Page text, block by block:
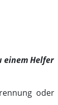
einem Helfer
oder